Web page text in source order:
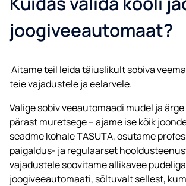
joogiveeautomaat?
Aitame teil leida täiuslikult sobiva
teie vajadustele ja eelarvele.
Valige sobiv veeautomaadi mudel ja
pärast muretsege – ajame ise kõik
seadme kohale TASUTA, osutame
paigaldus- ja regulaarset
vajadustele soovitame allikavee
joogiveeautomaati, sõltuvalt sellest,